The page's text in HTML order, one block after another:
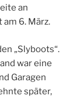
an
6. März.
„Slyboots“.
war eine
Garagen
später,